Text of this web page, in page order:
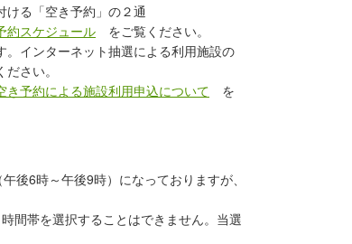
る「空き予約」の２通
約スケジュール をご覧ください。
インターネット抽選による利用施設の
さい。
き予約による施設利用申込について を
後6時～午後9時）になっておりますが、
間帯を選択することはできません。当選